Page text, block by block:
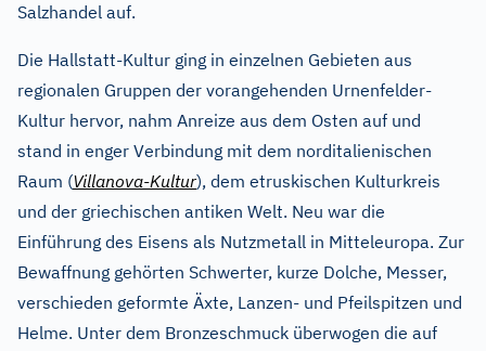
Salzhandel auf.
Die Hallstatt-Kultur ging in einzelnen Gebieten aus
regionalen Gruppen der vorangehenden Urnenfelder-
Kultur hervor, nahm Anreize aus dem Osten auf und
stand in enger Verbindung mit dem norditalienischen
Raum (Villanova-Kultur), dem etruskischen Kulturkreis
und der griechischen antiken Welt. Neu war die
Einführung des Eisens als Nutzmetall in Mitteleuropa. Zur
Bewaffnung gehörten Schwerter, kurze Dolche, Messer,
verschieden geformte Äxte, Lanzen- und Pfeilspitzen und
Helme. Unter dem Bronzeschmuck überwogen die auf